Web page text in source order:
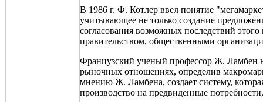
В 1986 г. Ф. Котлер ввел понятие "
учитывающее не только создание
согласования возможных последствий
правительством, общественными
Французский ученый профессор Ж. Ламбен
рыночных отношениях, определив
мнению Ж. Ламбена, создает систему,
производство на предвиденные